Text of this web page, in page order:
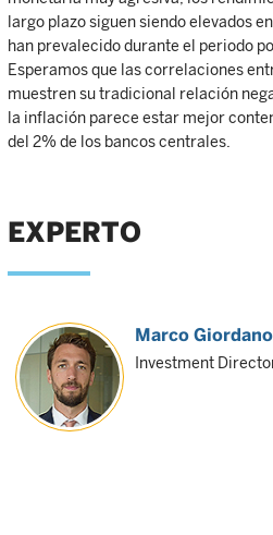
largo plazo siguen siendo elevados
han prevalecido durante el periodo
Esperamos que las correlaciones
muestren su tradicional relación
la inflación parece estar mejor
del 2% de los bancos centrales.
EXPERTO
Marco Giordano
Investment